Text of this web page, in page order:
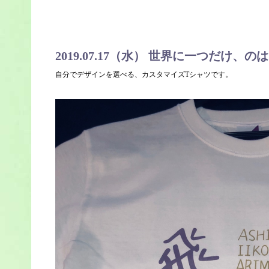
2019.07.17（水） 世界に一つだけ、の
自分でデザインを選べる、カスタマイズTシャツです。